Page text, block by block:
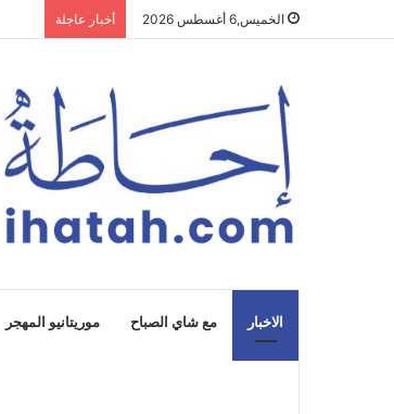
الخميس,6 أغسطس 2026 أخبار عاجلة
الاخبار مع شاي الصباح موريتانيو المهجر